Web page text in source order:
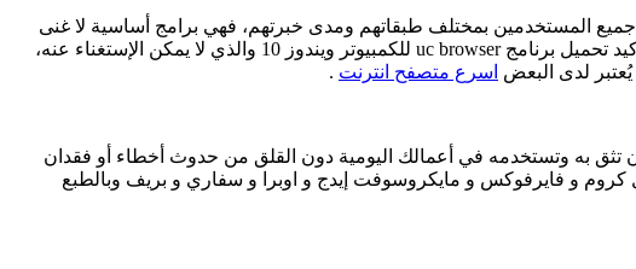
جميع المستخدمين بمختلف طبقاتهم ومدى خبرتهم، فهي برامج أساسية لا غنى
عنها على جهاز الكمبيوتر أو الهاتف المحمول. لذلك يبحث الكثير من المستخدمين عن البرامج المميزة في التصفح والتي منها بالتأكيد تحميل برنامج uc browser للكمبيوتر ويندوز 10 والذي لا يمكن الإستغناء عنه،
لدى البعض اسرع متصفح انترنت .
تثق به وتستخدمه في أعمالك اليومية دون القلق من حدوث أخطاء أو فقدان
كروم و فايرفوكس و مايكروسوفت إيدج و اوبرا و سفاري و بريف وبالطبع